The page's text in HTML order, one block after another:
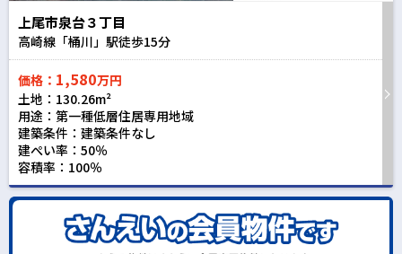
上尾市泉台３丁目
高崎線「桶川」駅徒歩15分
価格： 1,580万円
土地：130.26m²
用途：第一種低層住居専用地域
建築条件： 建築条件なし
建ぺい率：50％
容積率：100％